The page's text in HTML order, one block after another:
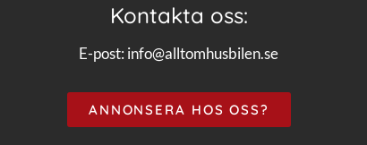
Kontakta oss:
E-post: info@alltomhusbilen.se
ANNONSERA HOS OSS?